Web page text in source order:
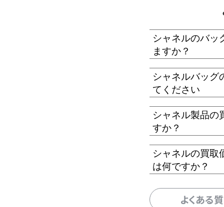
シャネルのバッ
ますか？
シャネルバッグ
てください
シャネル製品の
すか？
シャネルの買取
は何ですか？
よくある